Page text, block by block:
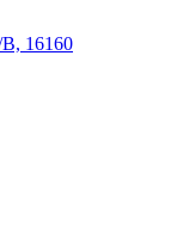
16160